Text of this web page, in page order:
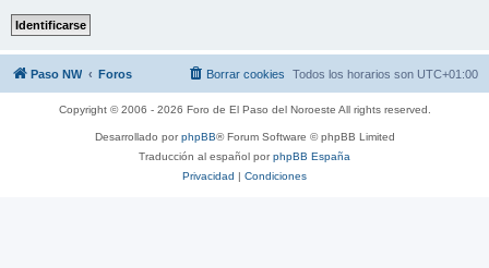
Paso NW Foros Todos los horarios son UTC+01:00
Borrar cookies
Copyright © 2006 - 2026 Foro de El Paso del Noroeste All rights reserved.
Desarrollado porphpBB® Forum Software © phpBB Limited
Traducción al español porphpBB España
Privacidad | Condiciones